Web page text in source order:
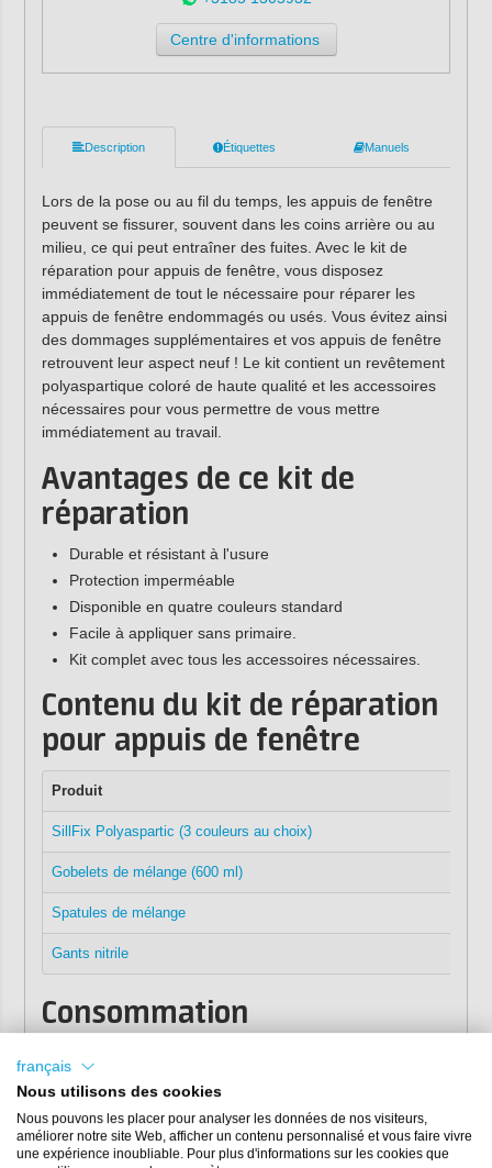
Centre d'informations
Description Étiquettes Manuels
Lors de la pose ou au fil du temps, les appuis de fenêtre
peuvent se fissurer, souvent dans les coins arrière ou au
milieu, ce qui peut entraîner des fuites. Avec le kit de
réparation pour appuis de fenêtre, vous disposez
immédiatement de tout le nécessaire pour réparer les
appuis de fenêtre endommagés ou usés. Vous évitez ainsi
des dommages supplémentaires et vos appuis de fenêtre
retrouvent leur aspect neuf ! Le kit contient un revêtement
polyaspartique coloré de haute qualité et les accessoires
nécessaires pour vous permettre de vous mettre
immédiatement au travail.
Avantages de ce kit de
réparation
Durable et résistant à l'usure
Protection imperméable
Disponible en quatre couleurs standard
Facile à appliquer sans primaire.
Kit complet avec tous les accessoires nécessaires.
Contenu du kit de réparation
pour appuis de fenêtre
Produit
SillFix Polyaspartic (3 couleurs au choix)
Gobelets de mélange (600 ml)
Spatules de mélange
Gants nitrile
Consommation
une surface d'environ 1 à 1,5 m² (environ 2 à 3 mètres de
longueur).
Mode d'emploi
français
Nous utilisons des cookies
Nous pouvons les placer pour analyser les données de nos visiteurs,
améliorer notre site Web, afficher un contenu personnalisé et vous faire vivre
une expérience inoubliable. Pour plus d'informations sur les cookies que